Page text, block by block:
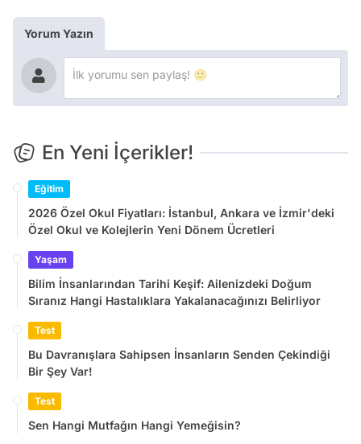
Yorum Yazın
En Yeni İçerikler!
Eğitim
2026 Özel Okul Fiyatları: İstanbul, Ankara ve İzmir'deki
Özel Okul ve Kolejlerin Yeni Dönem Ücretleri
Yaşam
Bilim İnsanlarından Tarihi Keşif: Ailenizdeki Doğum
Sıranız Hangi Hastalıklara Yakalanacağınızı Belirliyor
Test
Bu Davranışlara Sahipsen İnsanların Senden Çekindiği
Bir Şey Var!
Test
Sen Hangi Mutfağın Hangi Yemeğisin?